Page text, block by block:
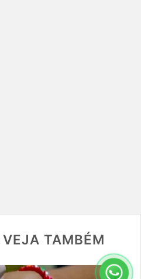
VEJA TAMBÉM